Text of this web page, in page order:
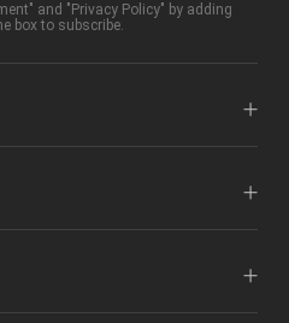
" and " Privacy Policy" by adding
box to subscribe.